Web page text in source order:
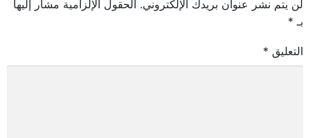
لن يتم نشر عنوان بريدك الإلكتروني. الحقول الإلزامية مشار إليها
بـ *
التعليق *